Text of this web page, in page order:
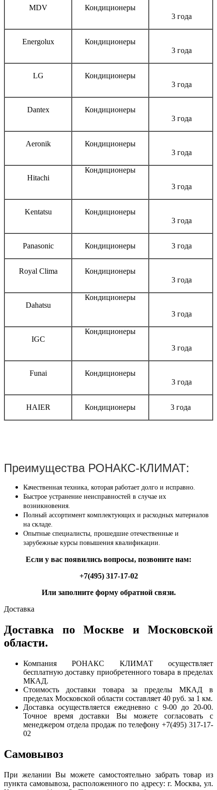
MDV
Кондиционеры
3 года
Energolux
Кондиционеры
3 года
LG
Кондиционеры
3 года
Dantex
Кондиционеры
3 года
Aeronik
Кондиционеры
3 года
Hitachi
Кондиционеры
3 года
Kentatsu
Кондиционеры
3 года
Panasonic Кондиционеры 3 года
Royal Clima
Кондиционеры
3 года
Dahatsu
Кондиционеры
3 года
IGC
Кондиционеры
3 года
Funai
Кондиционеры
3 года
HAIER Кондиционеры 3 года
Преимущества РОНАКС-КЛИМАТ:
Качественная техника, которая работает долго и исправно.
Быстрое устранение неисправностей в случае их
возникновения.
Полный ассортимент комплектующих и расходных материалов
на складе.
Опытные специалисты, прошедшие отечественные и
зарубежные курсы повышения квалификации.
Если у вас появились вопросы, позвоните нам:
+7(495) 317-17-02
Или заполните форму обратной связи.
Доставка
Доставка по Москве и Московской
области.
Компания РОНАКС КЛИМАТ осуществляет
бесплатную доставку приобретенного товара в пределах
МКАД.
Стоимость доставки товара за пределы МКАД в
пределах Московской области составляет 40 руб. за 1 км.
Доставка осуществляется ежедневно с 9-00 до 20-00.
Точное время доставки Вы можете согласовать с
менеджером отдела продаж по телефону +7(495) 317-17-
02
Самовывоз
При желании Вы можете самостоятельно забрать товар из
пункта самовывоза, расположенного по адресу: г. Москва, ул.